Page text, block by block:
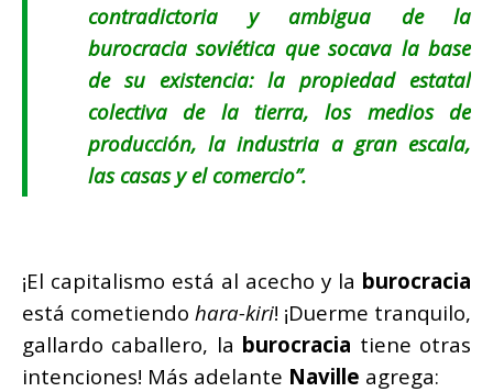
contradictoria y ambigua de la
burocracia soviética que socava la base
de su existencia: la propiedad estatal
colectiva de la tierra, los medios de
producción, la industria a gran escala,
las casas y el comercio”.
¡El capitalismo está al acecho y la burocracia
está cometiendo hara-kiri! ¡Duerme tranquilo,
gallardo caballero, la burocracia tiene otras
intenciones! Más adelante Naville agrega: